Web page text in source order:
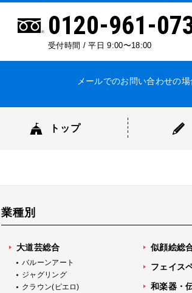
0120-961-
受付時間 / 平日 9:00〜18:00
メールでのお問い合わせの場
トップ
業種別
大道芸総合
バルーンアート
ジャグリング
クラウン(ピエロ)
似顔絵総
フェイス
和楽器・